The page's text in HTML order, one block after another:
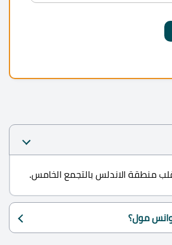
منطقة الاندلس بالتجمع الخامس.
مول؟